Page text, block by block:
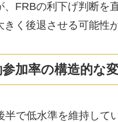
、FRBの利下げ判断を
く後退させる可能性
加率の構造的な
半で低水準を維持して